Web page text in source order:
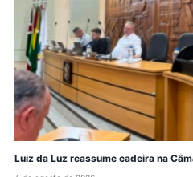
Luiz da Luz reassume cadeira na